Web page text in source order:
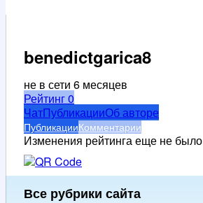
benedictgarica8
не в сети 6 месяцев
Рейтинг0
ЧатПубликацииОб авторе
ПубликацииКомментарии
Изменения рейтинга еще не было
Все рубрики сайта